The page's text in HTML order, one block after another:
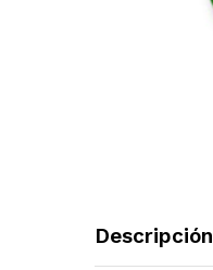
Descripción